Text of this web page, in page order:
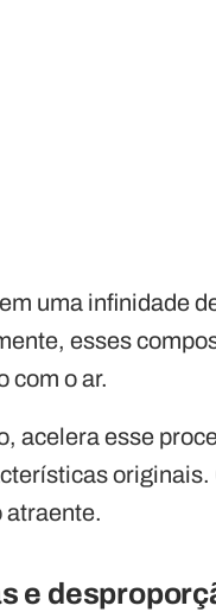
uma infinidade
esses
com o ar.
acelera esse
atraente.
e